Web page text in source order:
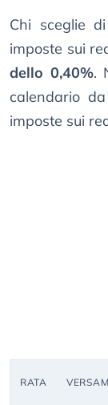
Chi sceglie di
imposte sui
dello 0,40%.
calendario
imposte sui
RATA